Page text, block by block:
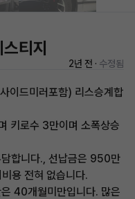
티지
2년 전 · 수정됨
이드미러포함) 리스승계합
키로수 3만이며 소폭상승
합니다., 선납금은 950만
용 전혀 없습니다.
40개월미만입니다. 많은